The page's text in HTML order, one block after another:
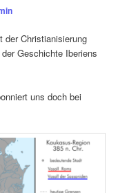
der Christianisierung
Geschichte Iberiens
uns doch bei